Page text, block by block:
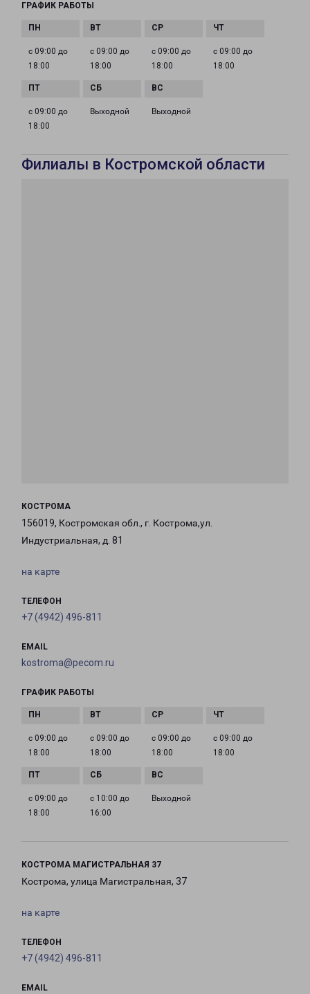
ГРАФИК РАБОТЫ
с 09:00 до
18:00
с 09:00 до
18:00
с 09:00 до
18:00
с 09:00 до
18:00
с 09:00 до
18:00
Выходной Выходной
Филиалы в Костромской области
КОСТРОМА
156019, Костромская обл., г. Кострома,ул.
Индустриальная, д. 81
на карте
ТЕЛЕФОН
+7 (4942) 496-811
EMAIL
kostroma@pecom.ru
ГРАФИК РАБОТЫ
с 09:00 до
18:00
с 09:00 до
18:00
с 09:00 до
18:00
с 09:00 до
18:00
с 09:00 до
18:00
с 10:00 до
16:00
Выходной
КОСТРОМА МАГИСТРАЛЬНАЯ 37
Кострома, улица Магистральная, 37
на карте
ТЕЛЕФОН
+7 (4942) 496-811
EMAIL